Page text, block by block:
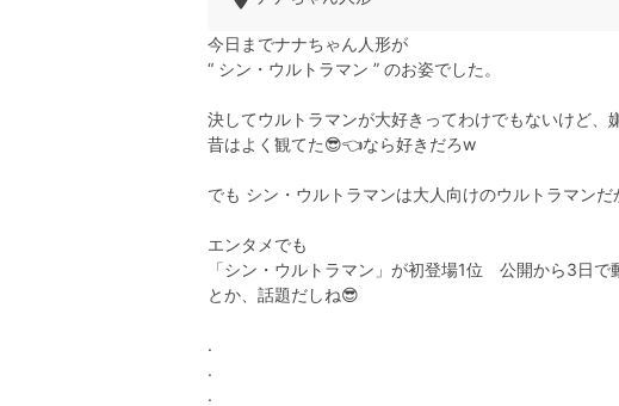
今日までナナちゃん人形が
“ シン・ウルトラマン ” のお姿でした。
決してウルトラマンが大好きってわけでもないけど、
昔はよく観てた😎👈なら好きだろw
でも シン・ウルトラマンは大人向けのウルトラマンだ
エンタメでも
「シン・ウルトラマン」が初登場1位 公開から3日
とか、話題だしね😎
.
.
.